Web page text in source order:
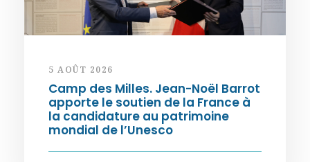
5 AOÛT 2026
Camp des Milles. Jean-Noël Barrot
apporte le soutien de la France à
la candidature au patrimoine
mondial de l’Unesco